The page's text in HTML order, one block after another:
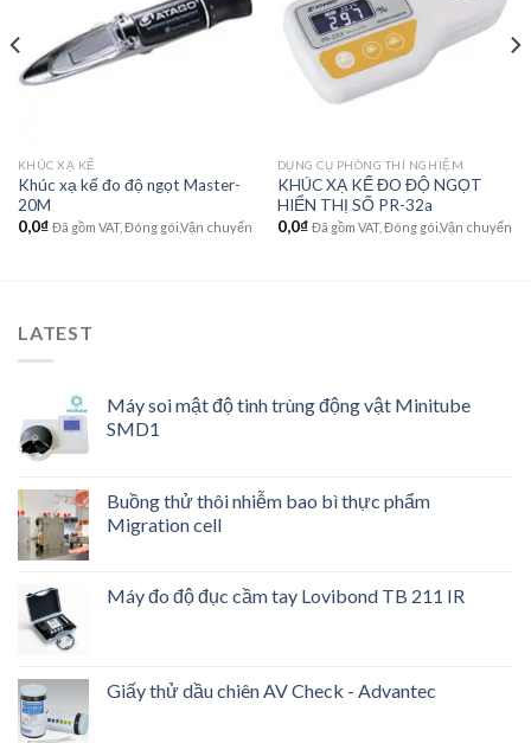
Add to
wishlist
KHÚC XẠ KẾ
Khúc xạ kế đo độ ngọt Master-
20M
0,0₫ Đã gồm VAT, Đóng gói,Vận chuyển
wishlist
DỤNG CỤ PHÒNG THÍ NGHIỆM
KHÚC XẠ KẾ ĐO ĐỘ NGỌT
HIỂN THỊ SỐ PR-32a
0,0₫ Đã gồm VAT, Đóng gói,Vận chuyển
LATEST
Máy soi mật độ tinh trùng động vật Minitube
SMD1
Buồng thử thôi nhiễm bao bì thực phẩm
Migration cell
Máy đo độ đục cầm tay Lovibond TB 211 IR
Giấy thử dầu chiên AV Check - Advantec